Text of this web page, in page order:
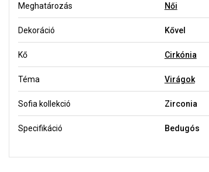
Meghatározás Női
Dekoráció Kővel
Kő Cirkónia
Téma Virágok
Sofia kollekció Zirconia
Specifikáció Bedugós